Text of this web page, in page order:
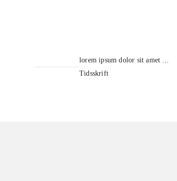
lorem ipsum dolor sit amet ...
Tidsskrift